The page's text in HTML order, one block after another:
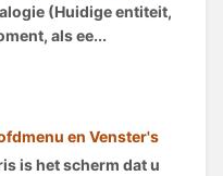
(Huidige entiteit,
als ee...
en Venster's
is het scherm dat u